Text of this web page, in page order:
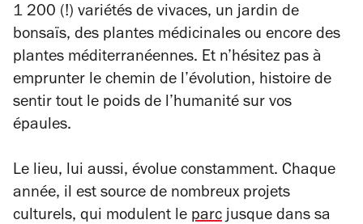
1 200 (!) variétés de vivaces, un jardin de
bonsaïs, des plantes médicinales ou encore des
plantes méditerranéennes. Et n’hésitez pas à
emprunter le chemin de l’évolution, histoire de
sentir tout le poids de l’humanité sur vos
épaules.
Le lieu, lui aussi, évolue constamment. Chaque
année, il est source de nombreux projets
culturels, qui modulent le parcjusque dans sa